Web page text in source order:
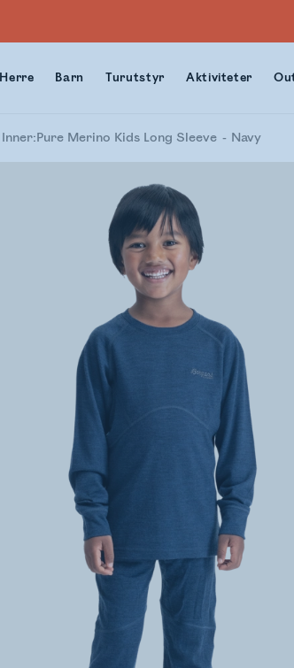
Herre Barn Turutstyr Aktiviteter
Inner:Pure Merino Kids Long Sleeve Navy